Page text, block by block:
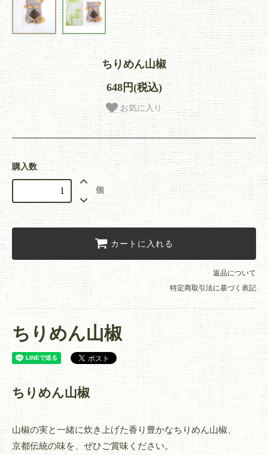
ちりめん山椒
648円(税込)
お気に入り
購入数
個
カートに入れる
返品について
特定商取引法に基づく表記
ちりめん山椒
ちりめん山椒
山椒の実と一緒に炊き上げた香り豊かなちりめん山椒、
京都伝統の味を、ぜひご賞味ください。